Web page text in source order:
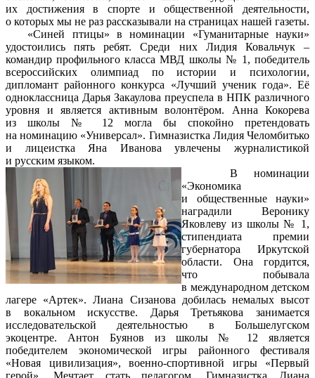
их достижения в спорте и общественной деятельности,
о которых мы не раз рассказывали на страницах нашей газеты.
«Синей птицы» в номинации «Гуманитарные науки»
удостоились пять ребят. Среди них Лидия Ковальчук –
командир профильного класса МВД школы № 1, победитель
всероссийских олимпиад по истории и психологии,
дипломант районного конкурса «Лучший ученик года». Её
одноклассница Дарья Закаулова преуспела в НПК различного
уровня и является активным волонтёром. Анна Кокорева
из школы № 12 могла бы спокойно претендовать
на номинацию «Универсал». Гимназистка Лидия Челомбитько
и лицеистка Яна Иванова увлечены журналистикой
и русским языком.
В номинации
«Экономика
и общественные науки»
наградили Веронику
Яковлеву из школы № 1,
стипендиата премии
губернатора Иркутской
области. Она гордится,
что побывала
в международном детском
лагере «Артек». Лиана Сизанова добилась немалых высот
в вокальном искусстве. Дарья Третьякова занимается
исследовательской деятельностью в Большелугском
экоцентре. Антон Буянов из школы № 12 является
победителем экономической игры районного фестиваля
«Новая цивилизация», военно-спортивной игры «Первый
герой». Мечтает стать педагогом. Гимназистка Диана